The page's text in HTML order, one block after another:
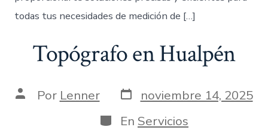
todas tus necesidades de medición de […]
Topógrafo en Hualpén
AutorPor Lenner Fecha
de
publicación
noviembre 14, 2025
Categorías
En Servicios